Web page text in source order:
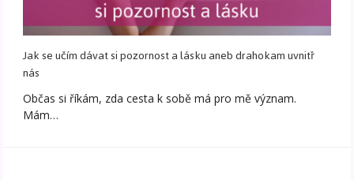
Jak se učím dávat si pozornost a lásku aneb drahokam uvnitř
nás
Občas si říkám, zda cesta k sobě má pro mě význam.
Mám…